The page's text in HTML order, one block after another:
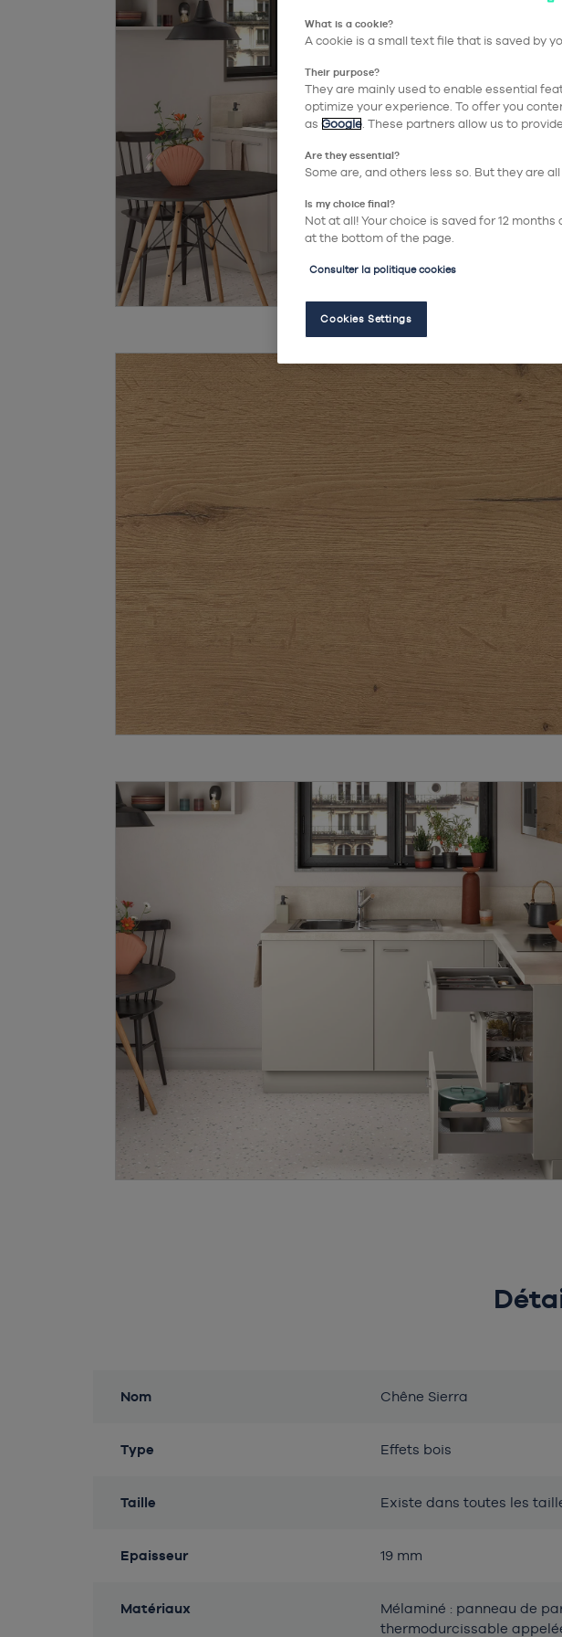
Propriétés
Nom Chêne Sierra
Type Effets bois
Taille Existe dans toutes les
Epaisseur 19 mm
Matériaux
Mélaminé : panneau de
thermodurcissable
What is a cookie?
A cookie is a small text file that is saved by
Their purpose?
They are mainly used to enable essential
optimize your experience. To offer you
as Google . These partners allow us to
Are they essential?
Some are, and others less so. But they are
Is my choice final?
Not at all! Your choice is saved for 12
at the bottom of the page.
Consulter la politique cookies
Cookies Settings